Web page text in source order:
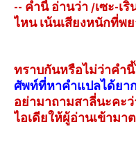
-- คำนี้ อ่านว่า /เซะ-เริ
ไหน เน้นเสียงหนักที่พ
ทราบกันหรือไม่ว่าคำ
ศัพท์ที่หาคำแปลได้ยา
อย่ามาถามสาลี่นะคะว่
ไอเดียให้ผู้อ่านเข้ามา